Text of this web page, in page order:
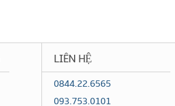
LIÊN HỆ
0844.22.6565
093.753.0101